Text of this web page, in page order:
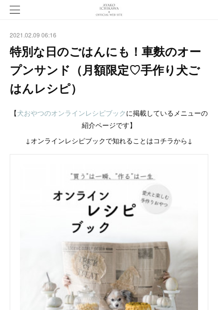
2021.02.09 06:16
特別な日のごはんにも！車麩のオー
プンサンド（月額限定♡手作り犬ご
はんレシピ）
【犬おやつのオンラインレシピブックに掲載しているメニューの
紹介ページです】
↓オンラインレシピブックで知れることはコチラから↓